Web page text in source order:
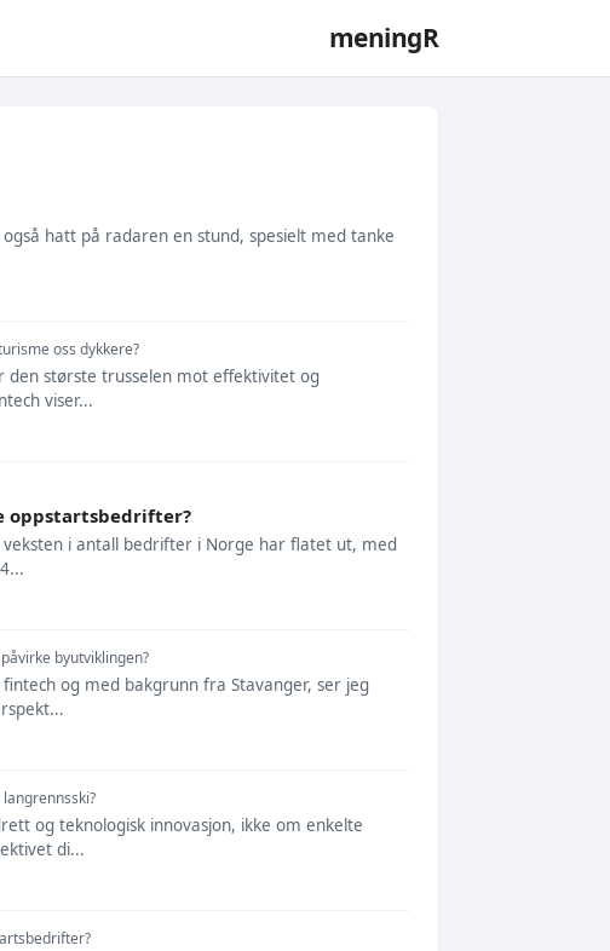
meningR
hatt på radaren en stund, spesielt med tanke
oss dykkere?
største trusselen mot effektivitet og
viser...
oppstartsbedrifter?
i antall bedrifter i Norge har flatet ut, med
byutviklingen?
og med bakgrunn fra Stavanger, ser jeg
og teknologisk innovasjon, ikke om enkelte
di...